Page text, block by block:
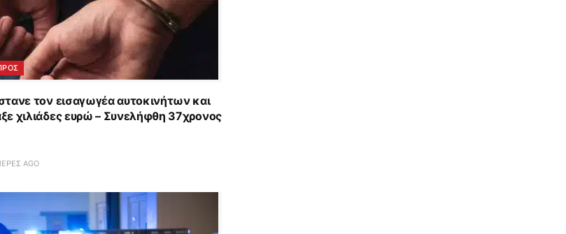
τον εισαγωγέα αυτοκινήτων και
χιλιάδες ευρώ – Συνελήφθη 37χρονος
AGO